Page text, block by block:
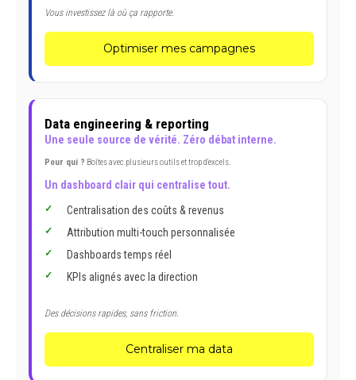
Vous investissez là où ça rapporte.
Optimiser mes campagnes
Data engineering & reporting
Une seule source de vérité. Zéro débat interne.
Pour qui ? Boîtes avec plusieurs outils et trop d'excels.
Un dashboard clair qui centralise tout.
Centralisation des coûts & revenus
Attribution multi-touch personnalisée
Dashboards temps réel
KPIs alignés avec la direction
Des décisions rapides, sans friction.
Centraliser ma data